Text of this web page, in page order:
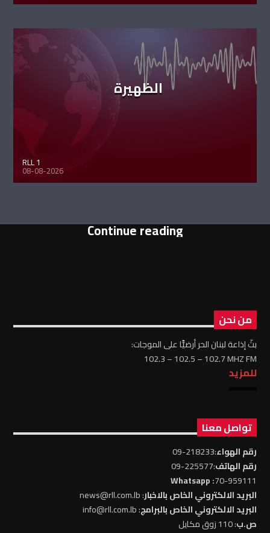
الظهيرة
RLL 1
08-08-2026
Continue reading
من نحن
بثّ إذاعة لبنان الحر أرضيًّا على الموجات:
102.3 – 102.5 – 102.7 MHZ FM
للمزيد
تواصل معنا
رقم الهواء:218233-09
رقم الهاتف:225577-09
70-959111
: Whatsapp
البريد الالكتروني الخاص بالاخبار: news@rll.com.lb
البريد الالكتروني الخاص بالبرامج: info@rll.com.lb
ص.ب: 110 زوق مكايل